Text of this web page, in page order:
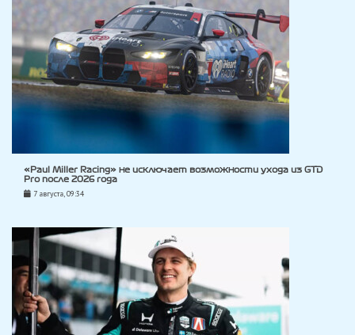
«Paul Miller Racing» не исключает возможности ухода из GTD
Pro после 2026 года
7 августа, 09:34